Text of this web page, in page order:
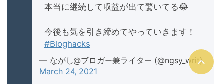
本当に継続して収益が出て驚いてる😂
今後も気を引き締めてやっていきます！
#Bloghacks
— ながし@ブロガー兼ライター (@ngsy_writ)
March 24, 2021